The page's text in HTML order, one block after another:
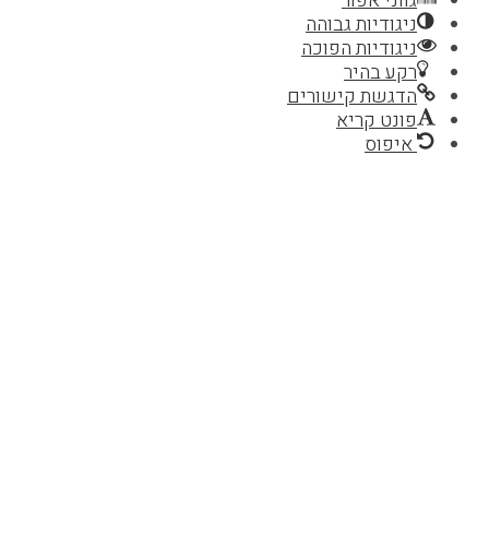
ניגודיות גבוהה
ניגודיות הפוכה
רקע בהיר
הדגשת קישורים
פונט קריא
איפוס